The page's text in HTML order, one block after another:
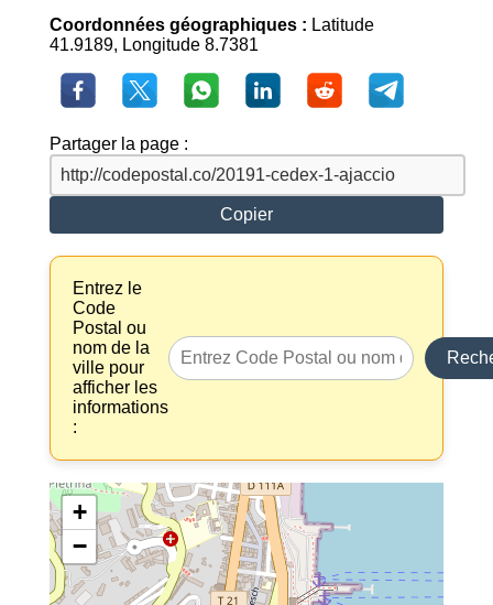
Coordonnées géographiques : Latitude
41.9189, Longitude 8.7381
Partager la page :
Copier
Entrez le
Code
Postal ou
nom de la
ville pour
afficher les
informations
:
+
−